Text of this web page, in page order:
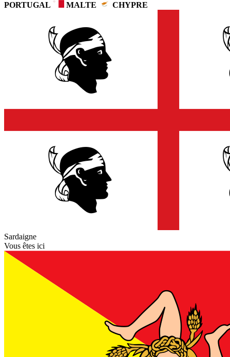
PORTUGAL
MALTE CHYPRE
Sardaigne
Vous êtes ici